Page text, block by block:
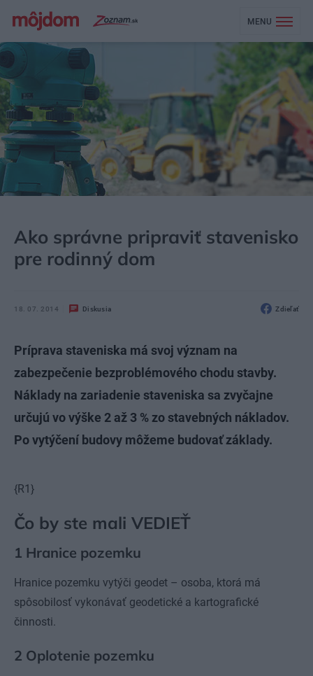
MENU
Ako správne pripraviť stavenisko
pre rodinný dom
18. 07. 2014 Diskusia Zdieľať
Príprava staveniska má svoj význam na
zabezpečenie bezproblémového chodu stavby.
Náklady na zariadenie staveniska sa zvyčajne
určujú vo výške 2 až 3 % zo stavebných nákladov.
Po vytýčení budovy môžeme budovať základy.
{R1}
Čo by ste mali VEDIEŤ
1 Hranice pozemku
Hranice pozemku vytýči geodet – osoba, ktorá má
spôsobilosť vykonávať geodetické a kartografické
činnosti.
2 Oplotenie pozemku